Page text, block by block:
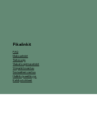
FAQ
Maksuehdot
Tietosuoja
Yleiset sopimusehdot
Ymparistovastuu
Sosiaalinen vastuu
Hallinto ja eettisyys
Kehityskohteet
Pikalinkit